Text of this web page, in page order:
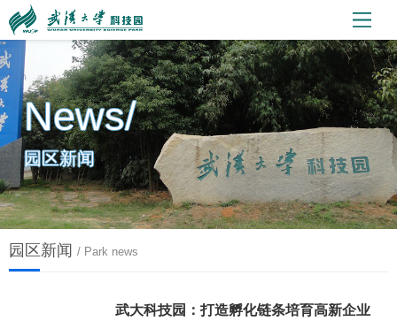
News/
园区新闻
园区新闻 / Park news
武大科技园：打造孵化链条培育高新企业